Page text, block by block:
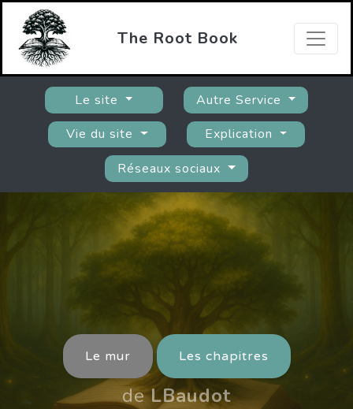
The Root Book
Le site
Autre Service
Vie du site
Explication
Réseaux sociaux
Le mur Les chapitres
deLBaudot